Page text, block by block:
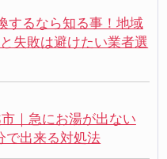
するなら知る事！地域
失敗は避けたい業者選
｜急にお湯が出ない
で出来る対処法